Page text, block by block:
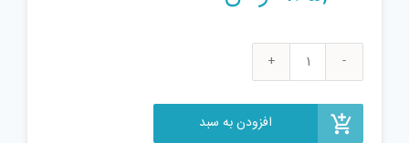
عروسک
خرگوشافزودن به سبد